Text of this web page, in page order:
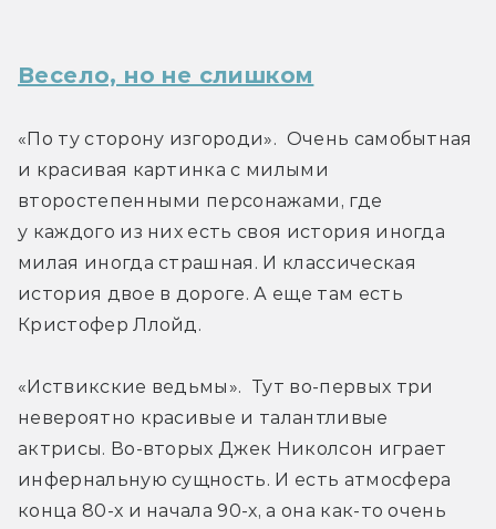
Весело, но не слишком
«По ту сторону изгороди».  Очень самобытная
и красивая картинка с милыми
второстепенными персонажами, где
у каждого из них есть своя история иногда
милая иногда страшная. И классическая
история двое в дороге. А еще там есть
Кристофер Ллойд.
«Иствикские ведьмы».  Тут во-первых три
невероятно красивые и талантливые
актрисы. Во-вторых Джек Николсон играет
инфернальную сущность. И есть атмосфера
конца 80-х и начала 90-х, а она как-то очень